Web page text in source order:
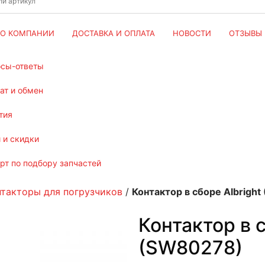
О КОМПАНИИ ДОСТАВКА И ОПЛАТА НОВОСТИ ОТЗЫВЫ
ответы
и обмен
и скидки
по подбору запчастей
для погрузчиков / Контактор в сборе
Контактор в
(SW80278)